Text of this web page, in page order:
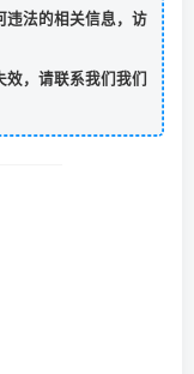
违法的相关信息，访
，请联系我们我们